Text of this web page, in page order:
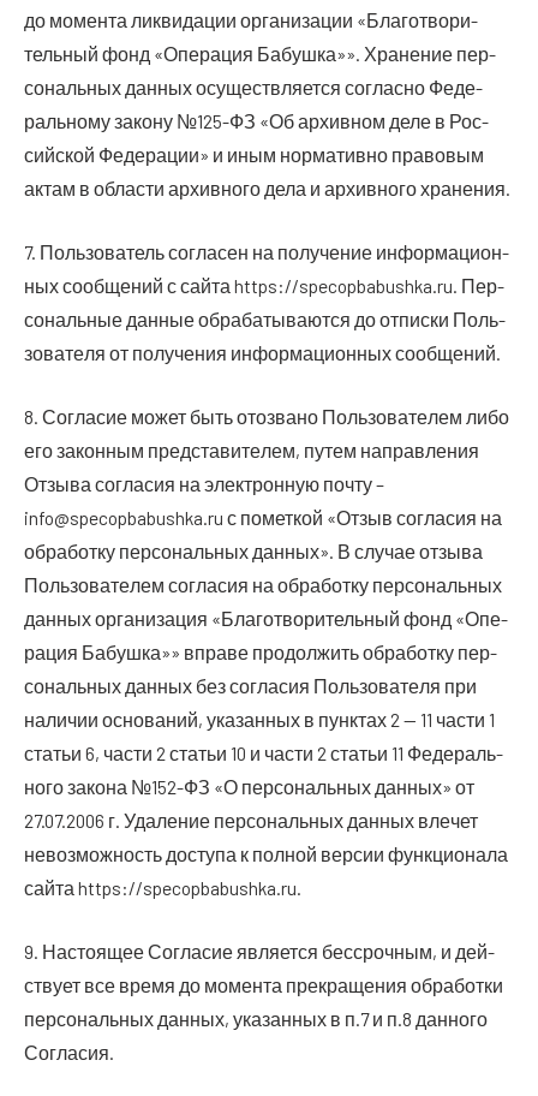
до момен­та лик­ви­да­ции орга­ни­за­ции «Бла­го­тво­ри­
тель­ный фонд «Опе­ра­ция Бабуш­ка»». Хра­не­ние пер­
со­наль­ных дан­ных осу­ществ­ля­ет­ся соглас­но Феде­
раль­но­му зако­ну №125-ФЗ «Об архив­ном деле в Рос­
сий­ской Феде­ра­ции» и иным нор­ма­тив­но пра­во­вым
актам в обла­сти архив­но­го дела и архив­но­го хранения.
7. Поль­зо­ва­тель согла­сен на полу­че­ние инфор­ма­ци­он­
ных сооб­ще­ний с сай­та https://specopbabushka.ru. Пер­
со­наль­ные дан­ные обра­ба­ты­ва­ют­ся до отпис­ки Поль­
зо­ва­те­ля от полу­че­ния инфор­ма­ци­он­ных сообщений.
8. Согла­сие может быть ото­зва­но Поль­зо­ва­те­лем либо
его закон­ным пред­ста­ви­те­лем, путем направ­ле­ния
Отзы­ва согла­сия на элек­трон­ную почту –
info@specopbabushka.ru с помет­кой «Отзыв согла­сия на
обра­бот­ку пер­со­наль­ных дан­ных». В слу­чае отзы­ва
Поль­зо­ва­те­лем согла­сия на обра­бот­ку пер­со­наль­ных
дан­ных орга­ни­за­ция «Бла­го­тво­ри­тель­ный фонд «Опе­
ра­ция Бабуш­ка»» впра­ве про­дол­жить обра­бот­ку пер­
со­наль­ных дан­ных без согла­сия Поль­зо­ва­те­ля при
нали­чии осно­ва­ний, ука­зан­ных в пунк­тах 2 — 11 части 1
ста­тьи 6, части 2 ста­тьи 10 и части 2 ста­тьи 11 Феде­раль­
но­го зако­на №152-ФЗ «О пер­со­наль­ных дан­ных» от
27.07.2006 г. Уда­ле­ние пер­со­наль­ных дан­ных вле­чет
невоз­мож­ность досту­па к пол­ной вер­сии функ­ци­о­на­ла
сай­та https://specopbabushka.ru.
9. Насто­я­щее Согла­сие явля­ет­ся бес­сроч­ным, и дей­
ству­ет все вре­мя до момен­та пре­кра­ще­ния обра­бот­ки
пер­со­наль­ных дан­ных, ука­зан­ных в п.7 и п.8 дан­но­го
Согласия.